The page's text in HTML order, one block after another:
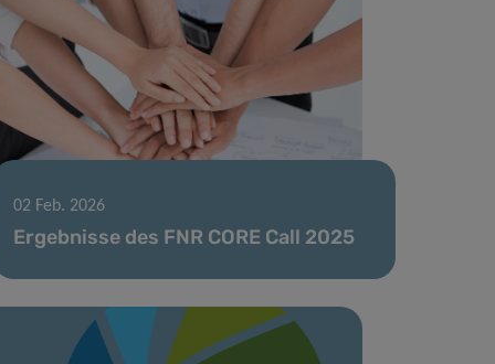
02 Feb. 2026
Ergebnisse des FNR CORE Call 2025